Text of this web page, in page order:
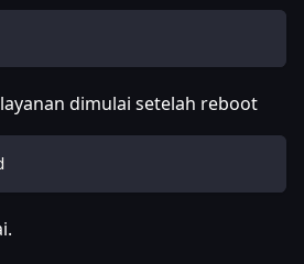
dimulai setelah reboot